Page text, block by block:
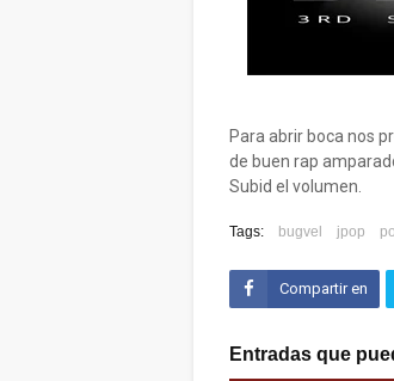
Para abrir boca nos
de buen rap
Subid el volumen.
Tags: bugvel jpop
Compartir en
Entradas que